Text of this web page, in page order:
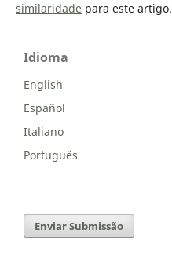
similaridadepara este artigo.
Idioma
English
Español
Italiano
Português
Enviar Submissão